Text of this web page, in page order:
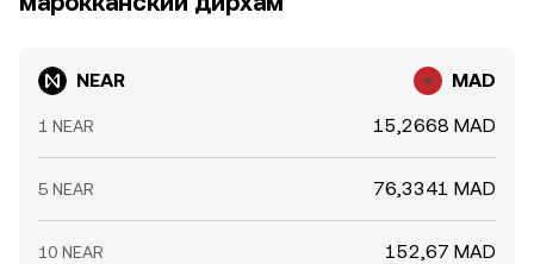
финансирования по бессрочным фьючерсам на NEAR
могут усиливать движение цены при перестройке
хеджей, а крупные ончейн-переводы «китов»,
изменения в доле застейканных NEAR или разовые
ликвидности означают, что выравнивание происходит
NEAR MAD
1 NEAR 15,2668 MAD
5 NEAR 76,3341 MAD
10 NEAR 152,67 MAD